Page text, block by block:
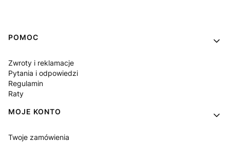
Linki w stopce
POMOC
Zwroty i reklamacje
Pytania i odpowiedzi
Regulamin
Raty
MOJE KONTO
Twoje zamówienia